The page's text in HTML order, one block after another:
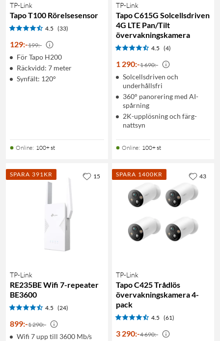
TP-Link
Tapo T100 Rörelsesensor
4.5 (33)
129:-199:-
För Tapo H200
Räckvidd: 7 meter
Synfält: 120°
Online: 100+ st
TP-Link
Tapo C615G Solcellsdriven
4G LTE Pan/Tilt
övervakningskamera
4.5 (4)
1 290:-1 690:-
Solcellsdriven och
underhållsfri
360° panorering med AI-
spårning
2K-upplösning och färg-
nattsyn
Online: 100+ st
SPARA 391KR
TP-Link
RE235BE Wifi 7-repeater
BE3600
4.5 (24)
899:-1 290:-
Wifi 7 upp till 3600 Mb/s
15 SPARA 1400KR
TP-Link
Tapo C425 Trådlös
övervakningskamera 4-
pack
4.5 (61)
3 290:-4 690:-
43